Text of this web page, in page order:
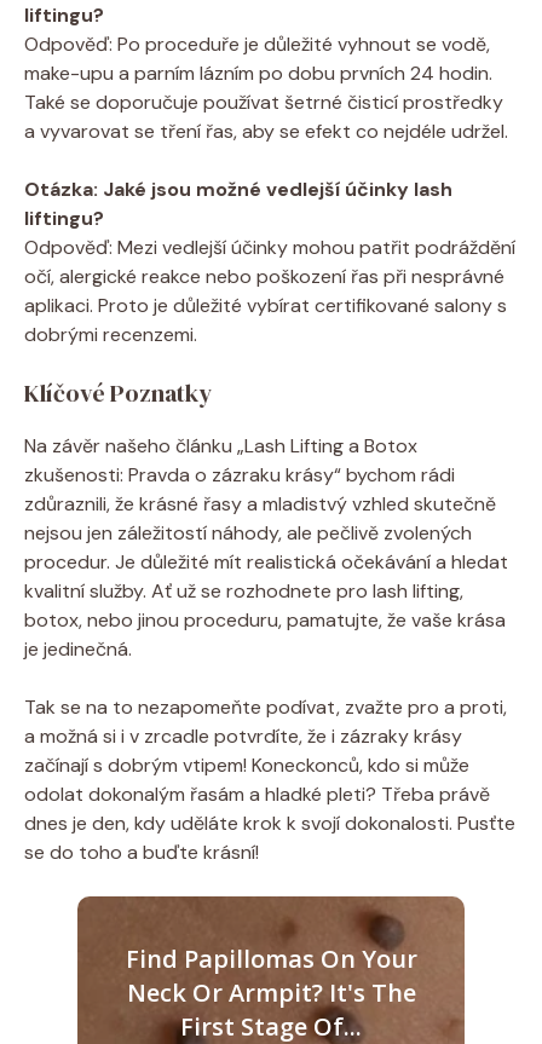
liftingu?
Odpověď: Po proceduře je důležité vyhnout se vodě,
make-upu a parním lázním po dobu prvních 24 hodin.
Také se doporučuje používat šetrné čisticí prostředky
a vyvarovat se tření řas, aby se efekt co nejdéle udržel.
Otázka: Jaké jsou možné vedlejší účinky lash
liftingu?
Odpověď: Mezi vedlejší účinky mohou patřit podráždění
očí, alergické reakce nebo poškození řas při nesprávné
aplikaci. Proto je důležité vybírat certifikované salony s
dobrými recenzemi.
Klíčové Poznatky
Na závěr našeho článku „Lash Lifting a Botox
zkušenosti: Pravda o zázraku krásy“ bychom rádi
zdůraznili, že krásné řasy a mladistvý vzhled skutečně
nejsou jen záležitostí náhody, ale pečlivě zvolených
procedur. Je důležité mít realistická očekávání a hledat
kvalitní služby. Ať už se rozhodnete pro lash lifting,
botox, nebo jinou proceduru, pamatujte, že vaše krása
je jedinečná.
Tak se na to nezapomeňte podívat, zvažte pro a proti,
a možná si i v zrcadle potvrdíte, že i zázraky krásy
začínají s dobrým vtipem! Koneckonců, kdo si může
odolat dokonalým řasám a hladké pleti? Třeba právě
dnes je den, kdy uděláte krok k svojí dokonalosti. Pusťte
se do toho a buďte krásní!
Find Papillomas On Your
Neck Or Armpit? It's The
First Stage Of...